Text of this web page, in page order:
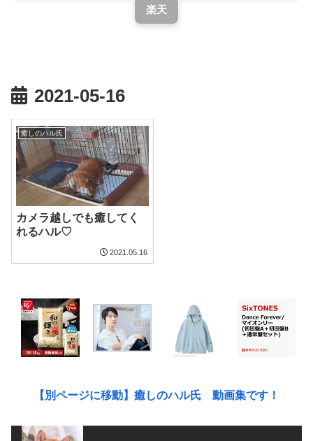
楽天
2021-05-16
癒しのハル氏
カメラ越しでも癒してく
れるハル♡
2021.05.16
【別ページに移動】癒しのハル氏 動画集です！